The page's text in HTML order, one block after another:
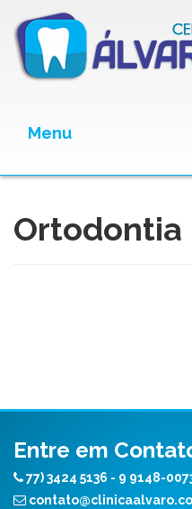
Menu
Ortodontia
Entre em
77) 3424 5136 - 9 9148-